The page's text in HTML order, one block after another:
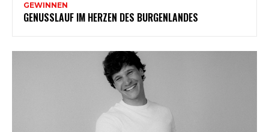
GEWINNEN
GENUSSLAUF IM HERZEN DES BURGENLANDES